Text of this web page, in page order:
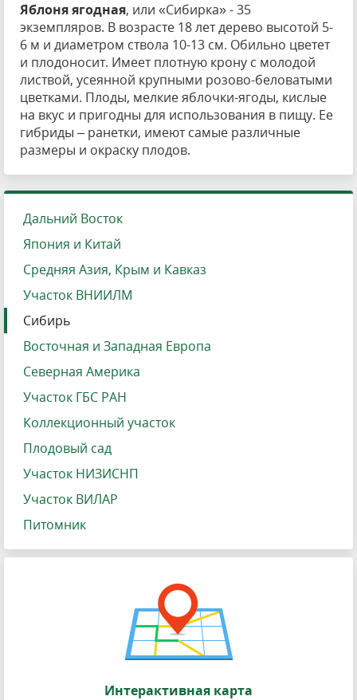
Яблоня ягодная, или «Сибирка» - 35
экземпляров. В возрасте 18 лет дерево высотой 5-
6 м и диаметром ствола 10-13 см. Обильно цветет
и плодоносит. Имеет плотную крону с молодой
листвой, усеянной крупными розово-беловатыми
цветками. Плоды, мелкие яблочки-ягоды, кислые
на вкус и пригодны для использования в пищу. Ее
гибриды – ранетки, имеют самые различные
размеры и окраску плодов.
Дальний Восток
Япония и Китай
Средняя Азия, Крым и Кавказ
Участок ВНИИЛМ
Сибирь
Восточная и Западная Европа
Северная Америка
Участок ГБС РАН
Коллекционный участок
Плодовый сад
Участок НИЗИСНП
Участок ВИЛАР
Питомник
Интерактивная карта